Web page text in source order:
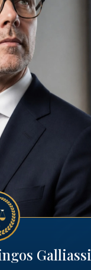
Galliassi